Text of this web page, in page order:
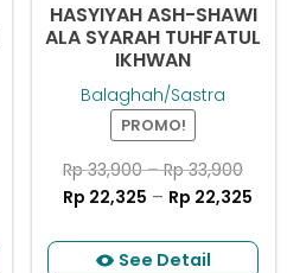
HASYIYAH ASH-SHAWI
ALA SYARAH TUHFATUL
IKHWAN
Balaghah/Sastra
PROMO!
Rp33,900–Rp33,900
Rp 22,325 – Rp 22,325
See Detail